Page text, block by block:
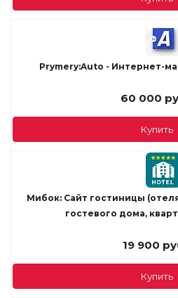
Prymery:Auto - Интернет-
60 000
Купить
Мибок: Сайт гостиницы
гостевого дома,
19 900
Купить